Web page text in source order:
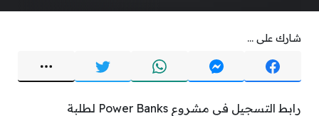
شارك على ...
رابط التسجيل في مشروع Power Banks لطلبة